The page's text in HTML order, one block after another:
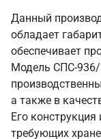
Данный
обладает
обеспечивает
Модель СПС-936/
а также в
Его
требующих